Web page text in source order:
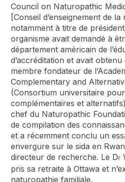
Council on Naturopathic
[Conseil d’enseignement de
notamment à titre de
organisme avait demandé à
département américain de
d’accréditation et avait
membre fondateur de
Complementary and
(Consortium universitaire
complémentaires et
chef du Naturopathic
de compilation des
et a récemment conclu un
envergure sur le sida en
directeur de recherche. Le Dr
pris sa retraite à Ottawa et
naturopathie familiale.